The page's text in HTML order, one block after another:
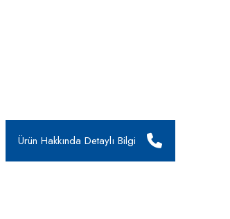
Ürün Hakkında Detaylı Bilgi